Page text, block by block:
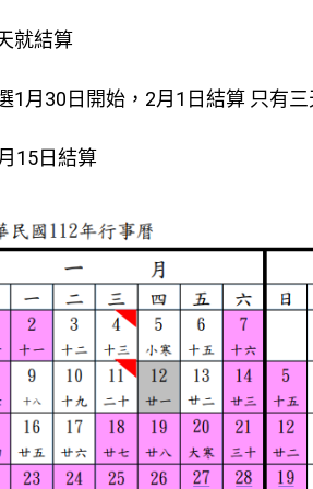
就結算
1月30日開始，2月1日結算 只有三
15日結算